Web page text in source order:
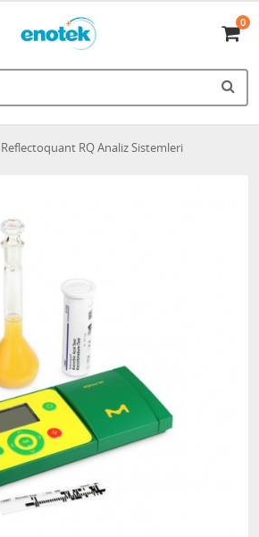
0
Reflectoquant RQ Analiz Sistemleri